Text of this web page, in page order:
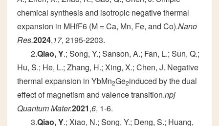
chemical synthesis and isotropic negative thermal
expansion in MHfF6 (M = Ca, Mn, Fe, and Co).Nano
Res.2024,17, 2195-2203.
2.Qiao, Y.; Song, Y.; Sanson, A.; Fan, L.; Sun, Q.;
Hu, S.; He, L.; Zhang, H.; Xing, X.; Chen, J. Negative
thermal expansion in YbMn2Ge2induced by the dual
effect of magnetism and valence transition.npj
Quantum Mater.2021,6, 1-6.
3.Qiao, Y.; Xiao, N.; Song, Y.; Deng, S.; Huang,